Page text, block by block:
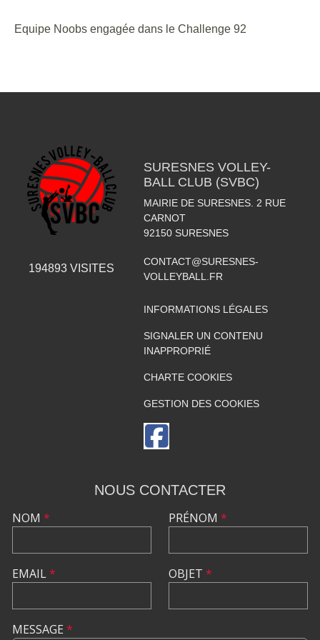
Equipe Noobs engagée dans le Challenge 92
194893 VISITES
SURESNES VOLLEY-
BALL CLUB (SVBC)
MAIRIE DE SURESNES. 2 RUE
CARNOT
92150 SURESNES
CONTACT@SURESNES-
VOLLEYBALL.FR
INFORMATIONS LÉGALES
SIGNALER UN CONTENU
INAPPROPRIÉ
CHARTE COOKIES
GESTION DES COOKIES
NOUS CONTACTER
NOM *
EMAIL*
PRÉNOM *
OBJET *
MESSAGE *